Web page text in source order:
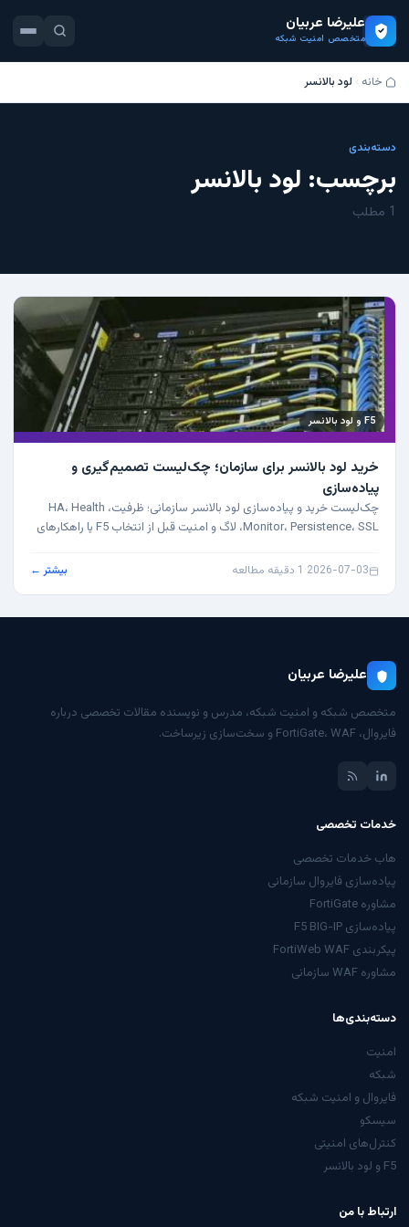
علیرضا عربیان
متخصص امنیت شبکه
خانه لود بالانسر
دسته‌بندی
برچسب: لود بالانسر
1 مطلب
F5 و لود بالانسر
خرید لود بالانسر برای سازمان؛ چک‌لیست تصمیم‌گیری و
پیاده‌سازی
چک‌لیست خرید و پیاده‌سازی لود بالانسر سازمانی؛ ظرفیت، HA، Health
Monitor، Persistence، SSL، لاگ و امنیت قبل از انتخاب F5 یا راهکارهای
2026-07-03
· 1 دقیقه مطالعه بیشتر ←
علیرضا عربیان
متخصص شبکه و امنیت شبکه، مدرس و نویسنده مقالات تخصصی درباره
فایروال، FortiGate، WAF و سخت‌سازی زیرساخت.
خدمات تخصصی
هاب خدمات تخصصی
پیاده‌سازی فایروال سازمانی
مشاوره FortiGate
پیاده‌سازی F5 BIG-IP
پیکربندی FortiWeb WAF
مشاوره WAF سازمانی
دسته‌بندی‌ها
امنیت
شبکه
فایروال و امنیت شبکه
سیسکو
کنترل‌های امنیتی
F5 و لود بالانسر
ارتباط با من